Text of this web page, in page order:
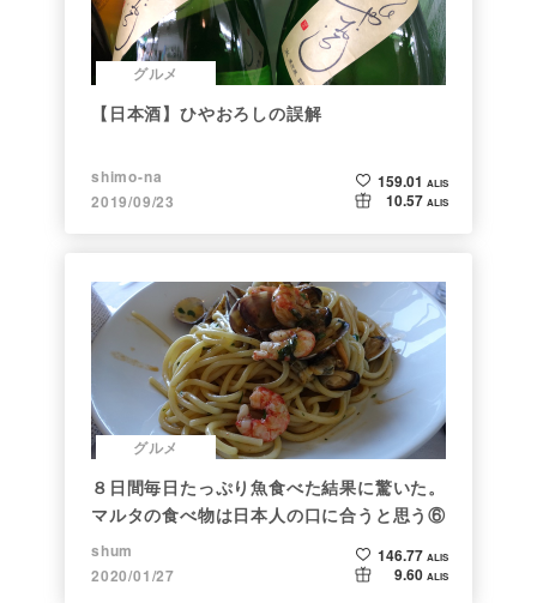
グルメ
【日本酒】ひやおろしの誤解
shimo-na
2019/09/23
159.01 ALIS
10.57 ALIS
グルメ
８日間毎日たっぷり魚食べた結果に驚いた。
マルタの食べ物は日本人の口に合うと思う⑥
shum
2020/01/27
146.77 ALIS
9.60 ALIS